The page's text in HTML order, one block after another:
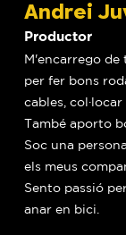
Andrei
Productor
M'encarrego
per fer bons
cables,
També aporto
Soc una
els meus
Sento passió
anar en bici.